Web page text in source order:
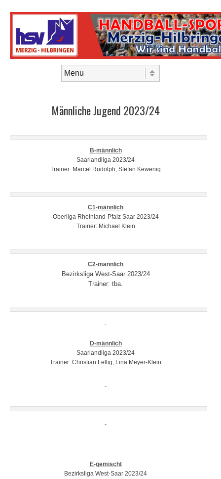
Männliche Jugend 2023/24
B-männlich
Saarlandliga 2023/24
Trainer: Marcel Rudolph, Stefan Kewenig
C1-männlich
Oberliga Rheinland-Pfalz Saar 2023/24
Trainer: Michael Klein
C2-männlich
Bezirksliga West-Saar 2023/24
Trainer: tba.
D-männlich
Saarlandliga 2023/24
Trainer: Christian Lellig, Lina Meyer-Klein
E-gemischt
Bezirksliga West-Saar 2023/24